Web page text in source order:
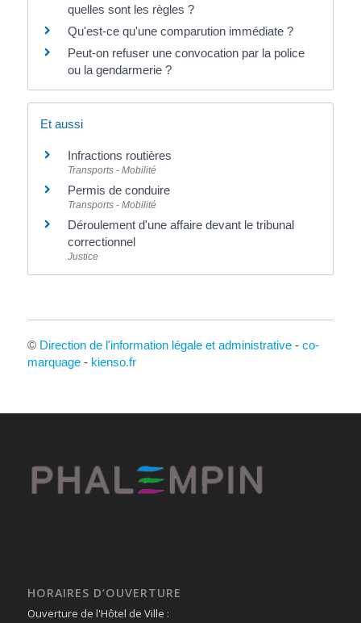
quelles sont les règles ?
Qu'est-ce qu'une comparution immédiate ?
Peut-on refuser une convocation par la police
ou la gendarmerie ?
Et aussi
Infractions routières
Transports - Mobilité
Permis de conduire
Transports - Mobilité
Déroulement d'une affaire devant le tribunal
correctionnel
Justice
© Direction de l'information légale et administrative- co-
marquage- kienso.fr
HORAIRES D’OUVERTURE
Ouverture de l'Hôtel de Ville :